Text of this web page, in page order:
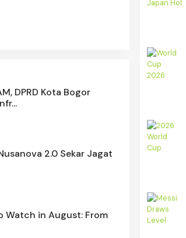
DPRD Kota Bogor
2.0 Sekar Jagat
Watch in August: From